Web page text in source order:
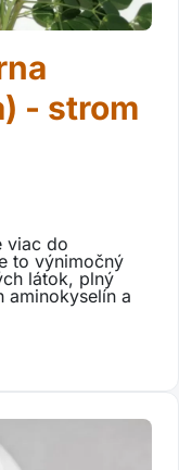
- strom
viac do
to výnimočný
látok, plný
aminokyselín a